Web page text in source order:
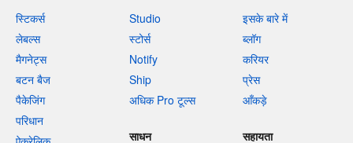
स्टिकर्स
लेबल्स
मैगनेट्स
बटन बैज
पैकेजिंग
परिधान
Studio
स्टोर्स
Notify
Ship
अधिक Pro टूल्स
इसके बारे में
ब्लॉग
करियर
प्रेस
आँकड़े
साधन सहायता